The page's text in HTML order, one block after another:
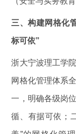
三、构建网格化
标可依”
浙大宁波理工学
网格化管理体系
一，明确各级岗
循、有据可依；